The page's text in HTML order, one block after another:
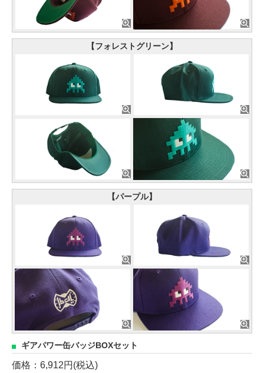
【フォレストグリーン】
【パープル】
ギアパワー缶バッジBOXセット
価格：6,912円(税込)